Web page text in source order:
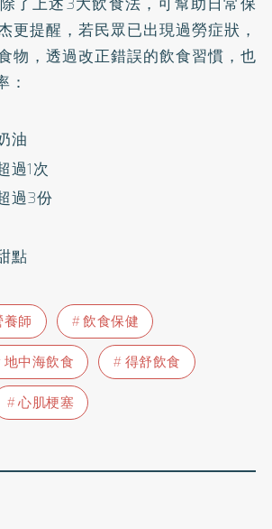
更提醒，若民眾已出現過勞症狀，
物，透過改正錯誤的飲食習慣，也
：
油
過1次
過3份
點
師
飲食保健
地中海飲食
得舒飲食
心肌梗塞